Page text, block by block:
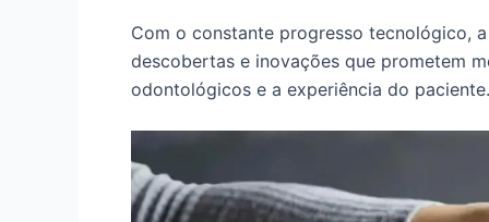
Com o constante progresso tecnológico,
descobertas e inovações que prometem
odontológicos e a experiência do paciente.